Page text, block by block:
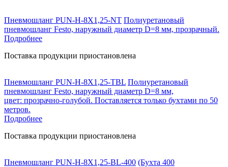
Пневмошланг PUN-H-8X1,25-NT Полиуретановый
пневмошланг Festo, наружный диаметр D=8 мм, прозрачный.
Подробнее
Поставка продукции приостановлена
Пневмошланг PUN-H-8X1,25-TBL Полиуретановый
пневмошланг Festo, наружный диаметр D=8 мм,
цвет: прозрачно-голубой. Поставляется только бухтами по 50
метров.
Подробнее
Поставка продукции приостановлена
Пневмошланг PUN-H-8X1,25-BL-400 (Бухта 400